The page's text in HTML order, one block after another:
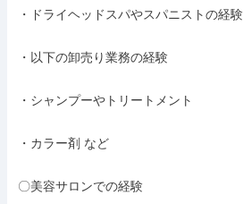
・ドライヘッドスパやスパニストの経験
・以下の卸売り業務の経験
・シャンプーやトリートメント
・カラー剤 など
〇美容サロンでの経験